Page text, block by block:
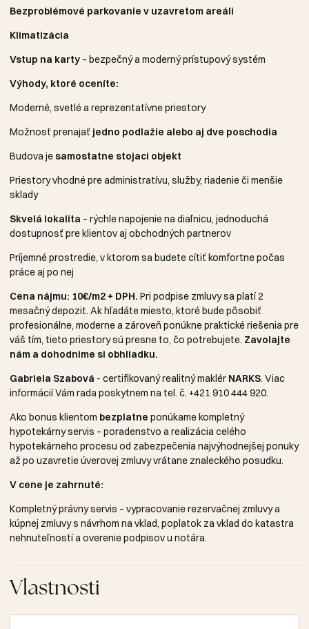
Bezproblémové parkovanie v uzavretom areáli
Klimatizácia
Vstup na karty – bezpečný a moderný prístupový systém
Výhody, ktoré oceníte:
Moderné, svetlé a reprezentatívne priestory
Možnosť prenajať jedno podlažie alebo aj dve poschodia
Budova je samostatne stojaci objekt
Priestory vhodné pre administratívu, služby, riadenie či menšie
sklady
Skvelá lokalita – rýchle napojenie na diaľnicu, jednoduchá
dostupnosť pre klientov aj obchodných partnerov
Príjemné prostredie, v ktorom sa budete cítiť komfortne počas
práce aj po nej
Cena nájmu: 10€/m2 + DPH. Pri podpise zmluvy sa platí 2
mesačný depozit. Ak hľadáte miesto, ktoré bude pôsobiť
profesionálne, moderne a zároveň ponúkne praktické riešenia pre
váš tím, tieto priestory sú presne to, čo potrebujete. Zavolajte
nám a dohodnime si obhliadku.
Gabriela Szabová - certifikovaný realitný maklér NARKS. Viac
informácií Vám rada poskytnem na tel. č. +421 910 444 920.
Ako bonus klientom bezplatne ponúkame kompletný
hypotekárny servis – poradenstvo a realizácia celého
hypotekárneho procesu od zabezpečenia najvýhodnejšej ponuky
až po uzavretie úverovej zmluvy vrátane znaleckého posudku.
V cene je zahrnuté:
Kompletný právny servis – vypracovanie rezervačnej zmluvy a
kúpnej zmluvy s návrhom na vklad, poplatok za vklad do katastra
nehnuteľností a overenie podpisov u notára.
Vlastnosti